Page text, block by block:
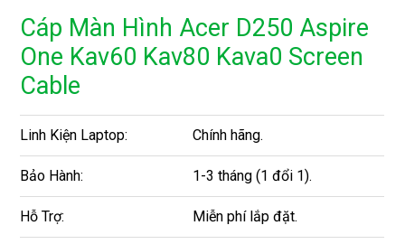
Cáp Màn Hình Acer D250 Aspire
One Kav60 Kav80 Kava0 Screen
Cable
Linh Kiện Laptop: Chính hãng.
Bảo Hành: 1-3 tháng (1 đổi 1).
Hỗ Trợ: Miễn phí lắp đặt.